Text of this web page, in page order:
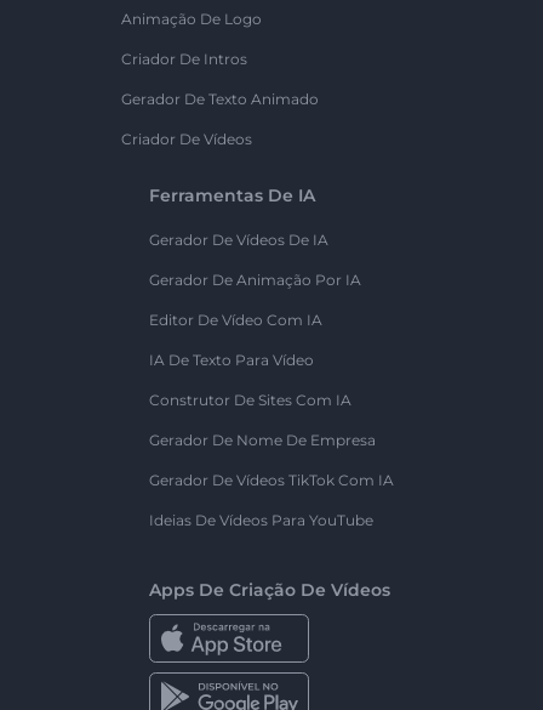
Animação De Logo
Criador De Intros
Gerador De Texto Animado
Criador De Vídeos
Ferramentas De IA
Gerador De Vídeos De IA
Gerador De Animação Por IA
Editor De Vídeo Com IA
IA De Texto Para Vídeo
Construtor De Sites Com IA
Gerador De Nome De Empresa
Gerador De Vídeos TikTok Com IA
Ideias De Vídeos Para YouTube
Apps De Criação De Vídeos